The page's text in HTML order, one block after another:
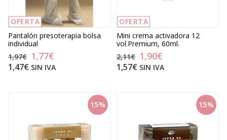
OFERTA
Pantalón presoterapia bolsa
individual
1,97€ 1,77€
1,47€ SIN IVA
OFERTA
Mini crema activadora 12
vol.Premium, 60ml.
2,11€ 1,90€
1,57€ SIN IVA
15% 15%